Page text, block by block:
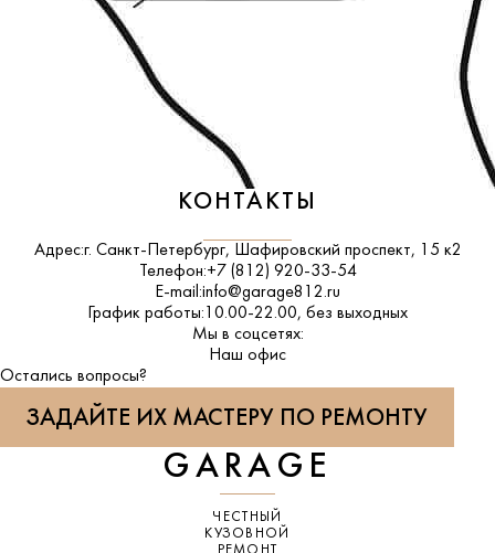
КОНТАКТЫ
Адрес:г. Санкт-Петербург, Шафировский проспект, 15 к2
Телефон:+7 (812) 920-33-54
E-mail:info@garage812.ru
График работы: 10.00-22.00, без выходных
Мы в соцсетях:
ВКонтакте
Наш офис
Остались вопросы?
ЗАДАЙТЕ ИХ МАСТЕРУ ПО РЕМОНТУ
GARAGE
ЧЕСТНЫЙ
КУЗОВНОЙ